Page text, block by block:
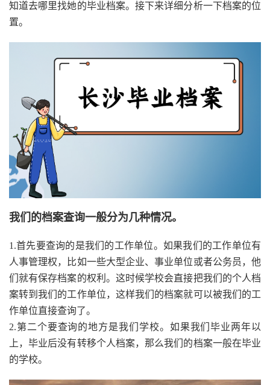
知道去哪里找她的毕业档案。接下来详细分析一下档案的位
置。
我们的档案查询一般分为几种情况。
1.首先要查询的是我们的工作单位。如果我们的工作单位有
人事管理权，比如一些大型企业、事业单位或者公务员，他
们就有保存档案的权利。这时候学校会直接把我们的个人档
案转到我们的工作单位，这样我们的档案就可以被我们的工
作单位直接查询了。
2.第二个要查询的地方是我们学校。如果我们毕业两年以
上，毕业后没有转移个人档案，那么我们的档案一般在毕业
的学校。